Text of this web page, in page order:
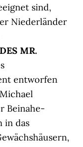
sind,
Niederländer
MR.
entworfen
Beinahe-
in das